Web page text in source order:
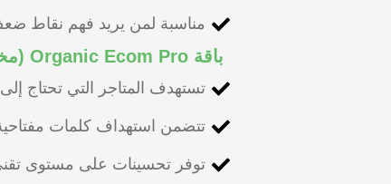
مناسبة لمن يريد فهم نقاط
باقة Organic Ecom Pro (مخصصة للمتاجر المتوسطة التي بدأت في تحقيق مبيعات جيدة)
تستهدف المتاجر التي تحتاج
تتضمن استهداف كلمات
توفر تحسينات على مستوى